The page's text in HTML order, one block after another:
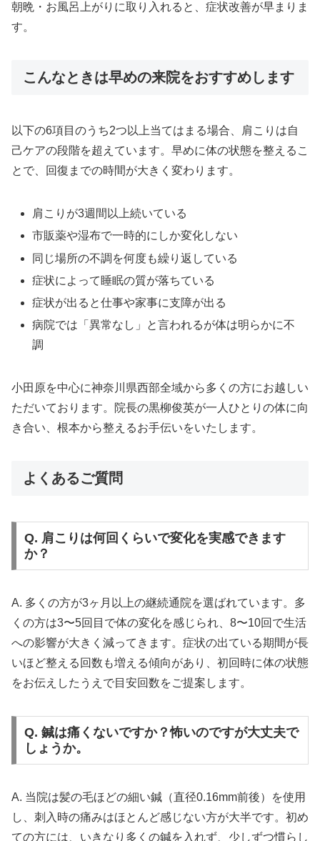
朝晩・お風呂上がりに取り入れると、症状改善が早まりま
す。
こんなときは早めの来院をおすすめします
以下の6項目のうち2つ以上当てはまる場合、肩こりは自
己ケアの段階を超えています。早めに体の状態を整えるこ
とで、回復までの時間が大きく変わります。
肩こりが3週間以上続いている
市販薬や湿布で一時的にしか変化しない
同じ場所の不調を何度も繰り返している
症状によって睡眠の質が落ちている
症状が出ると仕事や家事に支障が出る
病院では「異常なし」と言われるが体は明らかに不
調
小田原を中心に神奈川県西部全域から多くの方にお越しい
ただいております。院長の黒柳俊英が一人ひとりの体に向
き合い、根本から整えるお手伝いをいたします。
よくあるご質問
Q. 肩こりは何回くらいで変化を実感できます
か？
A. 多くの方が3ヶ月以上の継続通院を選ばれています。多
くの方は3〜5回目で体の変化を感じられ、8〜10回で生活
への影響が大きく減ってきます。症状の出ている期間が長
いほど整える回数も増える傾向があり、初回時に体の状態
をお伝えしたうえで目安回数をご提案します。
Q. 鍼は痛くないですか？怖いのですが大丈夫で
しょうか。
A. 当院は髪の毛ほどの細い鍼（直径0.16mm前後）を使用
し、刺入時の痛みはほとんど感じない方が大半です。初め
ての方には、いきなり多くの鍼を入れず、少しずつ慣らし